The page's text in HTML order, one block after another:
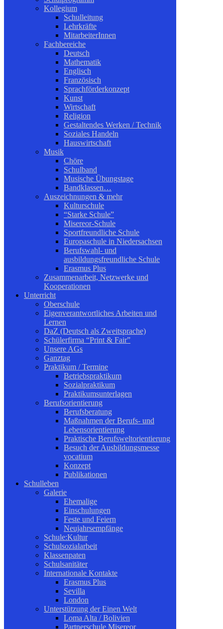
Kollegium
Schulleitung
Lehrkräfte
MitarbeiterInnen
Fachbereiche
Deutsch
Mathematik
Englisch
Französisch
Sprachförderkonzept
Kunst
Wirtschaft
Religion
Gestaltendes Werken / Technik
Soziales Handeln
Hauswirtschaft
Musik
Chöre
Schulband
Musische Übungstage
Bandklassen…
Auszeichnungen & mehr
Kulturschule
“Starke Schule”
Misereor-Schule
Sportfreundliche Schule
Europaschule in Niedersachsen
Berufswahl- und
ausbildungsfreundliche Schule
Erasmus Plus
Zusammenarbeit, Netzwerke und
Kooperationen
Unterricht
Oberschule
Eigenverantwortliches Arbeiten und
Lernen
DaZ (Deutsch als Zweitsprache)
Schülerfirma “Print & Fair”
Unsere AGs
Ganztag
Praktikum / Termine
Betriebspraktikum
Sozialpraktikum
Praktikumsunterlagen
Berufsorientierung
Berufsberatung
Maßnahmen der Berufs- und
Lebensorientierung
Praktische Berufsweltorientierung
Besuch der Ausbildungsmesse
vocatium
Konzept
Publikationen
Schulleben
Galerie
Ehemalige
Einschulungen
Feste und Feiern
Neujahrsempfänge
Schule:Kultur
Schulsozialarbeit
Klassenpaten
Schulsanitäter
Internationale Kontakte
Erasmus Plus
Sevilla
London
Unterstützung der Einen Welt
Loma Alta / Bolivien
Partnerschule Misereor